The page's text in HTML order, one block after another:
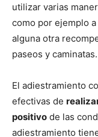
utilizar varias
como por ejemplo
alguna otra
paseos y caminatas.
El adiestramiento
efectivas de
positivo de las
adiestramiento